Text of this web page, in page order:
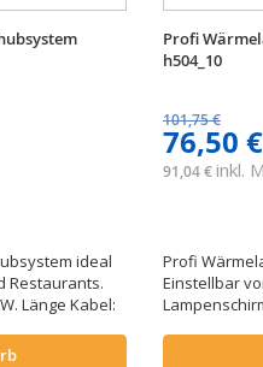
ideal
Restaurants.
Länge Kabel:
Profi
h504_10
101,75 €
76,50 €
91,04 € inkl.
Profi
Einstellbar